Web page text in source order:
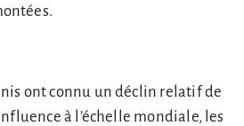
ont connu un déclin relatif de
à l’échelle mondiale, les